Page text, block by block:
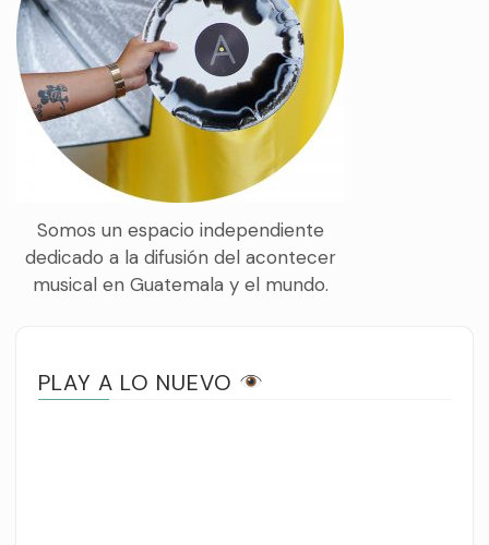
Somos un espacio independiente
dedicado a la difusión del acontecer
musical en Guatemala y el mundo.
PLAY A LO NUEVO